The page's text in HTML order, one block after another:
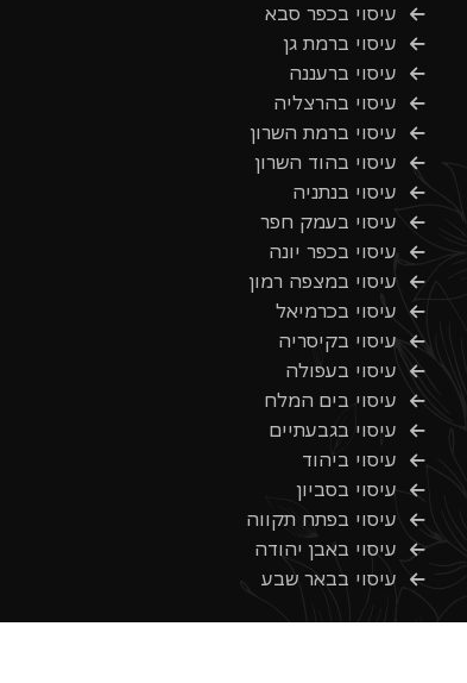
עיסוי בכפר סבא
עיסוי ברמת גן
עיסוי ברעננה
עיסוי בהרצליה
עיסוי ברמת השרון
עיסוי בהוד השרון
עיסוי בנתניה
עיסוי בעמק חפר
עיסוי בכפר יונה
עיסוי במצפה רמון
עיסוי בכרמיאל
עיסוי בקיסריה
עיסוי בעפולה
עיסוי בים המלח
עיסוי בגבעתיים
עיסוי ביהוד
עיסוי בסביון
עיסוי בפתח תקווה
עיסוי באבן יהודה
עיסוי בבאר שבע